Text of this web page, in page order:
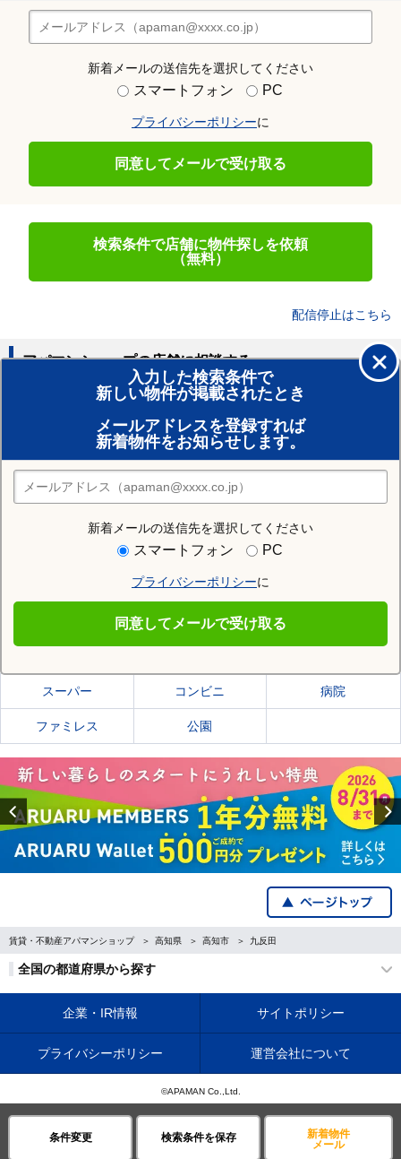
条件変更 検索条件を保存
新着物件
メール
新着メールの送信先を選択してください
スマートフォン PC
プライバシーポリシーに
同意してメールで受け取る
検索条件で店舗に物件探しを依頼
（無料）
配信停止はこちら
入力した検索条件で
新しい物件が掲載されたとき
メールアドレスを登録すれば
新着物件をお知らせします。
新着メールの送信先を選択してください
スマートフォン PC
プライバシーポリシーに
同意してメールで受け取る
アパマンショップの店舗に相談する
賃貸のプロがお部屋探し！
おまかせ物件リクエスト
住みたい街の店舗を探す
店舗検索
住む街研究所で高知市の情報を見る
高知市の施設一覧
スーパー コンビニ 病院
ファミレス 公園
Previous
賃貸・不動産アパマンショップ 高知県 高知市 九反田
全国の都道府県から探す
企業・IR情報 サイトポリシー
プライバシーポリシー 運営会社について
©APAMAN Co.,Ltd.